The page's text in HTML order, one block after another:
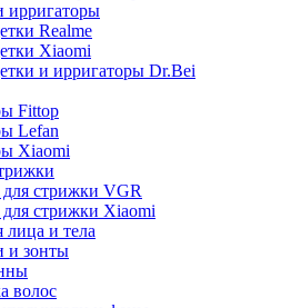
ирригаторы
Realme
Xiaomi
и ирригаторы Dr.Bei
Fittop
Lefan
Xiaomi
стрижки VGR
стрижки Xiaomi
лица и тела
и зонты
волос